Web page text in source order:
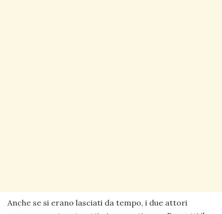
Anche se si erano lasciati da tempo, i due attori